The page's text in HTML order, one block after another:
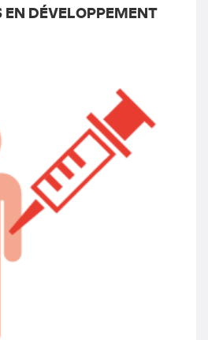
DÉVELOPPEMENT